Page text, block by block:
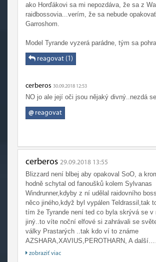
Muradin ukázal Arthasovi cestu k
ho? "Nech ten meč tady, vrátíme se domů.
Šel si tak za odhodlaně za svým cílem, až
Ty nemrtvé, zotročil Lich King ve jménu
posluhovače snažící se rozpoutat nákazu na
jako byl Archimonde to chtělo mnohem větší
zjednodušené. Za prvé; zničit si zdroj své
Kdo byl dobrý? Dobro reprezentovala
budeš odpovídat, vypiš rovnou činy, podle
není, ať se nezdržujem). horda vyvražďovala
ale postupem času se uklidnila a stala se
také. Všechno, co Sylvanas udělala až do
dělala za účelem pomsty. Pak se to zlomilo
páchat neobhajitelné násilí.
Konečná válka mezi frakcemi měla přijít
ne udržovat tento spor tak umělě. Jednu si
hře neprojevuješ vůbec žádnou nenávist.
ako Horďákovi sa mi nepozdáva, že sa z
raidbossovia...verím, že sa nebude
Garroshom.
Model Tyrande vyzerá parádne, tým sa
reagovat (1)
cerberos 30.09.2018 12:53
NO jo ale její oči jsou nějaký divný..nezdá
@reagovat
cerberos 29.09.2018 13:55
Blizzard není blbej aby opakoval SoO, a
hodně schytal od fanoušků kolem Sylvanas
Windrunner,kdyby z ní udělal raidovního
něco jiného,když byl vypálen Teldrassil,tak
tím že Tyrande není ted co byla skrývá se v
jiný..to víte noční elfové si zahrávali se
války Prastarých ..tak kdo ví to známe
AZSHARA,XAVIUS,PEROTHARN, A
to myslím
zobraziť viac